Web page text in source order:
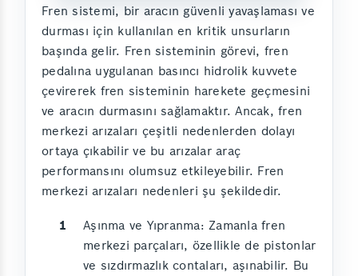
Fren sistemi, bir aracın güvenli yavaşlaması ve
durması için kullanılan en kritik unsurların
başında gelir. Fren sisteminin görevi, fren
pedalına uygulanan basıncı hidrolik kuvvete
çevirerek fren sisteminin harekete geçmesini
ve aracın durmasını sağlamaktır. Ancak, fren
merkezi arızaları çeşitli nedenlerden dolayı
ortaya çıkabilir ve bu arızalar araç
performansını olumsuz etkileyebilir. Fren
merkezi arızaları nedenleri şu şekildedir.
Aşınma ve Yıpranma: Zamanla fren
merkezi parçaları, özellikle de pistonlar
ve sızdırmazlık contaları, aşınabilir. Bu